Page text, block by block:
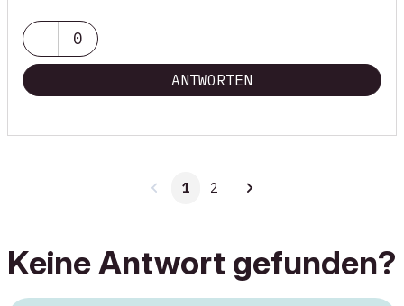
0
ANTWORTEN
1 2
Keine Antwort gefunden?